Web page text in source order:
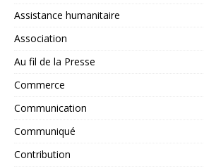
Assistance humanitaire
Association
Au fil de la Presse
Commerce
Communication
Communiqué
Contribution